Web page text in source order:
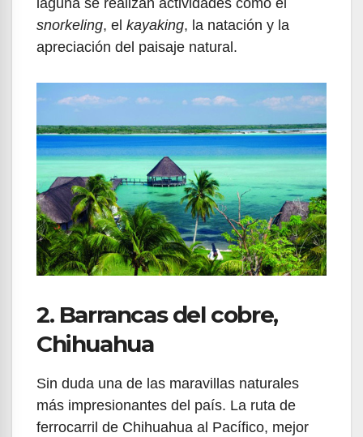
snorkeling, el kayaking, la natación y la
apreciación del paisaje natural.
2. Barrancas del cobre,
Chihuahua
Sin duda una de las maravillas naturales
más impresionantes del país. La ruta de
ferrocarril de Chihuahua al Pacífico, mejor